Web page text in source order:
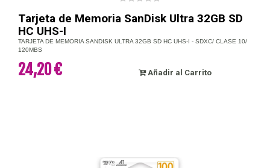
Tarjeta de Memoria SanDisk Ultra 32GB SD
HC UHS-I
TARJETA DE MEMORIA SANDISK ULTRA 32GB SD HC UHS-I - SDXC/ CLASE 10/
120MBS
24,20 € Añadir al Carrito